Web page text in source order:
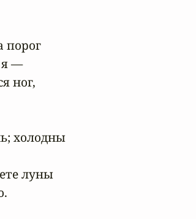
порог
я —
ног,
холодны
луны